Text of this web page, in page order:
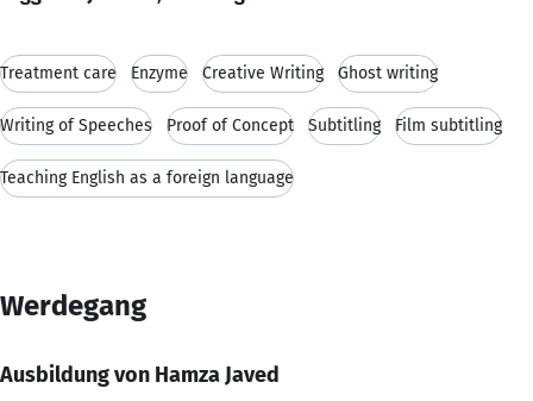
Treatment care Enzyme Creative Writing Ghost writing
Writing of Speeches Proof of Concept Subtitling Film subtitling
Teaching English as a foreign language
Werdegang
Ausbildung von Hamza Javed